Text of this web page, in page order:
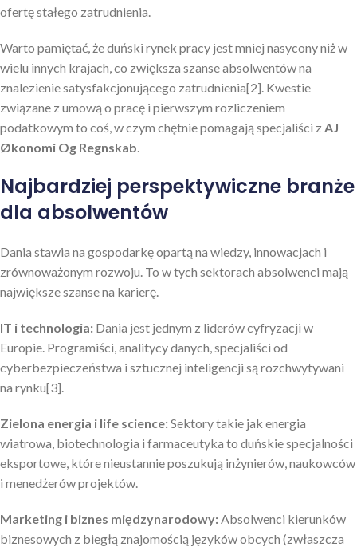
ofertę stałego zatrudnienia.
Warto pamiętać, że duński rynek pracy jest mniej nasycony niż w
wielu innych krajach, co zwiększa szanse absolwentów na
znalezienie satysfakcjonującego zatrudnienia[2]. Kwestie
związane z umową o pracę i pierwszym rozliczeniem
podatkowym to coś, w czym chętnie pomagają specjaliści z AJ
Økonomi Og Regnskab.
Najbardziej perspektywiczne branże
dla absolwentów
Dania stawia na gospodarkę opartą na wiedzy, innowacjach i
zrównoważonym rozwoju. To w tych sektorach absolwenci mają
największe szanse na karierę.
IT i technologia: Dania jest jednym z liderów cyfryzacji w
Europie. Programiści, analitycy danych, specjaliści od
cyberbezpieczeństwa i sztucznej inteligencji są rozchwytywani
na rynku[3].
Zielona energia i life science:Sektory takie jak energia
wiatrowa, biotechnologia i farmaceutyka to duńskie specjalności
eksportowe, które nieustannie poszukują inżynierów, naukowców
i menedżerów projektów.
Marketing i biznes międzynarodowy:Absolwenci kierunków
biznesowych z biegłą znajomością języków obcych (zwłaszcza